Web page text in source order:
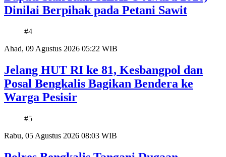
Dinilai Berpihak pada Petani Sawit
#4
Ahad, 09 Agustus 2026 05:22 WIB
Jelang HUT RI ke 81, Kesbangpol dan
Posal Bengkalis Bagikan Bendera ke
Warga Pesisir
#5
Rabu, 05 Agustus 2026 08:03 WIB